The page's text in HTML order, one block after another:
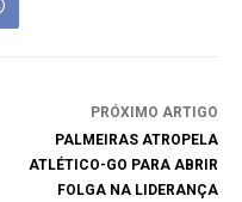
PRÓXIMO ARTIGO
PALMEIRAS ATROPELA
ATLÉTICO-GO PARA ABRIR
FOLGA NA LIDERANÇA